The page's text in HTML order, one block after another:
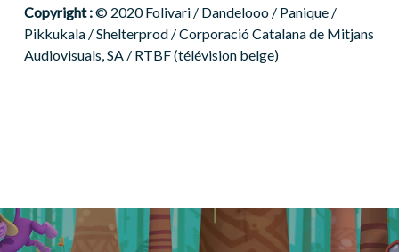
Copyright :© 2020 Folivari / Dandelooo / Panique /
Pikkukala / Shelterprod / Corporació Catalana de Mitjans
Audiovisuals, SA / RTBF (télévision belge)